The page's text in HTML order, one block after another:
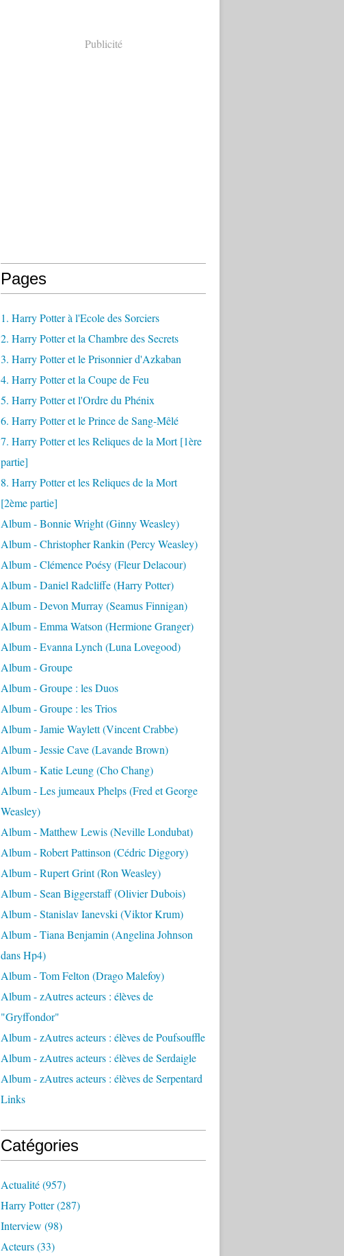
Publicité
Pages
1. Harry Potter à l'Ecole des Sorciers
2. Harry Potter et la Chambre des Secrets
3. Harry Potter et le Prisonnier d'Azkaban
4. Harry Potter et la Coupe de Feu
5. Harry Potter et l'Ordre du Phénix
6. Harry Potter et le Prince de Sang-Mêlé
7. Harry Potter et les Reliques de la Mort [1ère
partie]
8. Harry Potter et les Reliques de la Mort
[2ème partie]
Album - Bonnie Wright (Ginny Weasley)
Album - Christopher Rankin (Percy Weasley)
Album - Clémence Poésy (Fleur Delacour)
Album - Daniel Radcliffe (Harry Potter)
Album - Devon Murray (Seamus Finnigan)
Album - Emma Watson (Hermione Granger)
Album - Evanna Lynch (Luna Lovegood)
Album - Groupe
Album - Groupe : les Duos
Album - Groupe : les Trios
Album - Jamie Waylett (Vincent Crabbe)
Album - Jessie Cave (Lavande Brown)
Album - Katie Leung (Cho Chang)
Album - Les jumeaux Phelps (Fred et George
Weasley)
Album - Matthew Lewis (Neville Londubat)
Album - Robert Pattinson (Cédric Diggory)
Album - Rupert Grint (Ron Weasley)
Album - Sean Biggerstaff (Olivier Dubois)
Album - Stanislav Ianevski (Viktor Krum)
Album - Tiana Benjamin (Angelina Johnson
dans Hp4)
Album - Tom Felton (Drago Malefoy)
Album - zAutres acteurs : élèves de
"Gryffondor"
Album - zAutres acteurs : élèves de Poufsouffle
Album - zAutres acteurs : élèves de Serdaigle
Album - zAutres acteurs : élèves de Serpentard
Links
Catégories
Actualité(957)
Harry Potter(287)
Interview (98)
Acteurs(33)